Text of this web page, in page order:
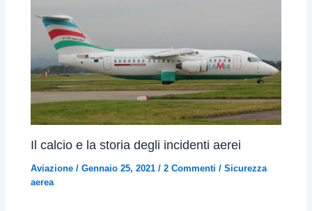
Il calcio e la storia degli incidenti aerei
Aviazione /Gennaio 25, 2021/2 Commenti /Sicurezza
aerea